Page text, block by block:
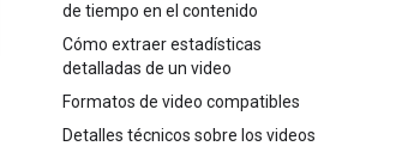
de tiempo en el contenido
Cómo extraer estadísticas
detalladas de un video
Formatos de video compatibles
Detalles técnicos sobre los videos